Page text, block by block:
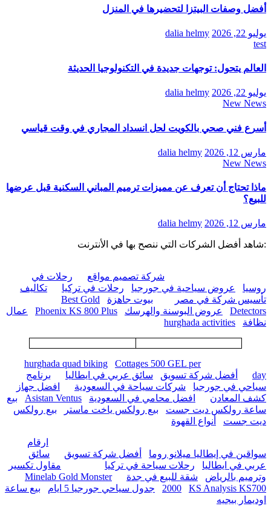
أفضل وصفات البيتزا لتحضيرها في المنزل
يوليو 22, 2026
dalia helmy
test
العالم يتحول: توجهات جديدة في التكنولوجيا الحديثة
يوليو 22, 2026
dalia helmy
New News
أسرع فني صحي بالكويت لحل انسداد المجاري في وقت قياسي
مارس 12, 2026
dalia helmy
New News
ماذا تحتاج أن تعرف عن مميزات ترميم المباني السكنية قبل عرضها
للبيع؟
مارس 12, 2026 dalia helmy
:شاهد أفضل الشركات التي ننصح بها في الأنترنت
شركة تصميم مواقع
رحلات في
روسيا
عروض سياحية في جورجيا رحلات في تركيا
تكاليف
تأسيس شركة في مصر
بيوت جاهزة
Best Gold
Detectors
عروض البوسنة والهرسك Phoenix KS 800 Plus
عمال
نظافة
hurghada activities
hurghada quad biking
Cottages 500 GEL per
day
أفضل شركة تسويق سائق عربي في ايطاليا
برنامج
سياحي في جورجيا
شركات سياحة في السعودية
افضل جهاز
كشف المعادن
افضل محامي في السعودية Asistan Ventus
بيع
ساعة رولكس ديت جست
بيع رولكس ياخت ماستر
بيع رولكس
ديت جست
أنواع القهوة
ارقام
سواقين في إيطاليا ميلانو روما
أفضل شركة تسويق
سائق
عربي في ايطاليا
رحلات سياحة في تركيا
مقاول تكسير
وترميم بالرياض
شقة للبيع في جدة
Minelab Gold Monster
2000
KS Analysis KS700 جدول سياحي جورجيا 5 ايام
بيع ساعة
اوديمار بيجيه